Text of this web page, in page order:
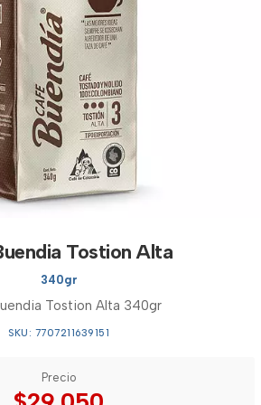
Tostion Alta
340gr
Tostion Alta 340gr
SKU: 7707211639151
Precio